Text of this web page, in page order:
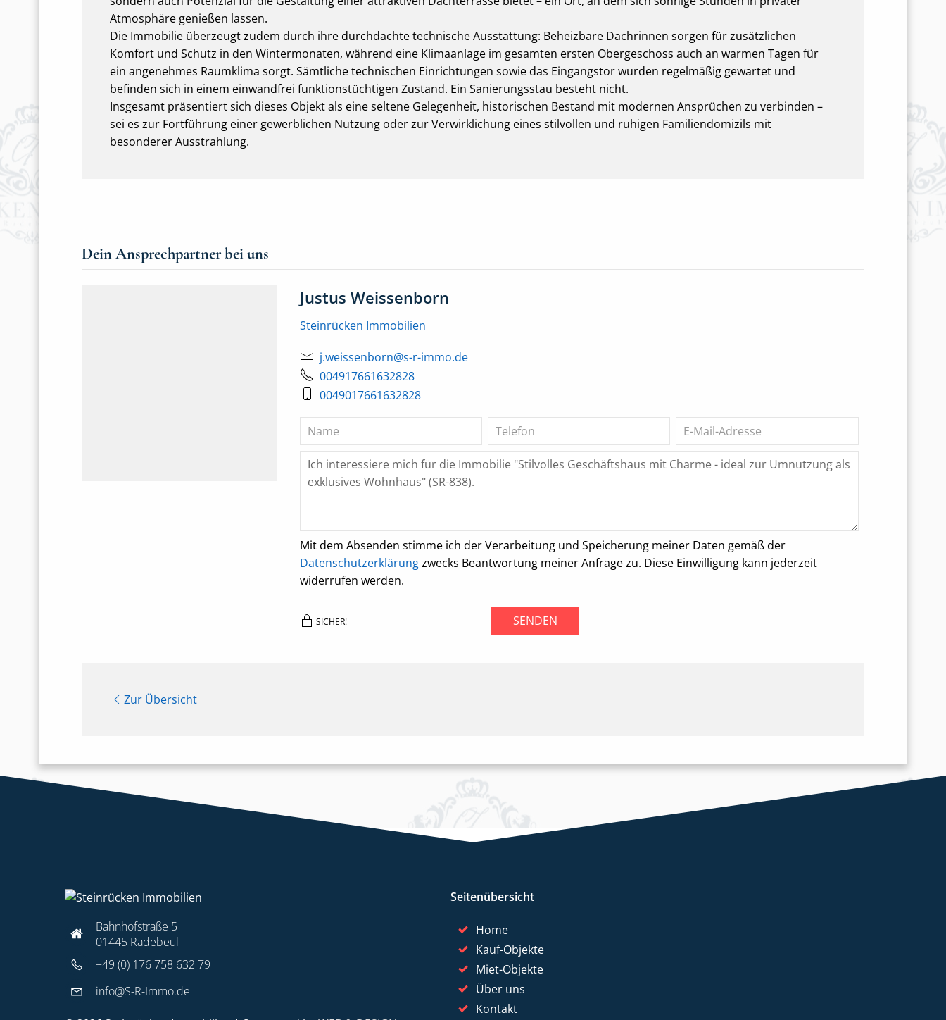
Atmosphäre genießen lassen.
Die Immobilie überzeugt zudem durch ihre durchdachte technische Ausstattung: Beheizbare Dachrinnen sorgen für zusätzlichen
Komfort und Schutz in den Wintermonaten, während eine Klimaanlage im gesamten ersten Obergeschoss auch an warmen Tagen für
ein angenehmes Raumklima sorgt. Sämtliche technischen Einrichtungen sowie das Eingangstor wurden regelmäßig gewartet und
befinden sich in einem einwandfrei funktionstüchtigen Zustand. Ein Sanierungsstau besteht nicht.
Insgesamt präsentiert sich dieses Objekt als eine seltene Gelegenheit, historischen Bestand mit modernen Ansprüchen zu verbinden –
sei es zur Fortführung einer gewerblichen Nutzung oder zur Verwirklichung eines stilvollen und ruhigen Familiendomizils mit
besonderer Ausstrahlung.
Dein Ansprechpartner bei uns
Justus Weissenborn
Steinrücken Immobilien
j.weissenborn@s-r-immo.de
004917661632828
0049017661632828
Mit dem Absenden stimme ich der Verarbeitung und Speicherung meiner Daten gemäß der
Datenschutzerklärungzwecks Beantwortung meiner Anfrage zu. Diese Einwilligung kann jederzeit
widerrufen werden.
SICHER! SENDEN
Zur Übersicht
Bahnhofstraße 5
01445 Radebeul
+49 (0) 176 758 632 79
info@S-R-Immo.de
Seitenübersicht
Home
Kauf-Objekte
Miet-Objekte
Über uns
Kontakt